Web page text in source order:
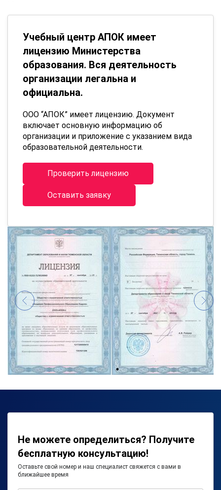
Учебный центр АПОК имеет
лицензию Министерства
образования. Вся деятельность
организации легальна и
официальна.
ООО “АПОК” имеет лицензию. Документ
включает основную информацию об
организации и приложение с указанием вида
образовательной деятельности.
Проверить лицензию
Оставить заявку
Не можете определиться? Получите
бесплатную консультацию!
Оставьте свой номер и наш специалист свяжется с вами в
ближайшее время